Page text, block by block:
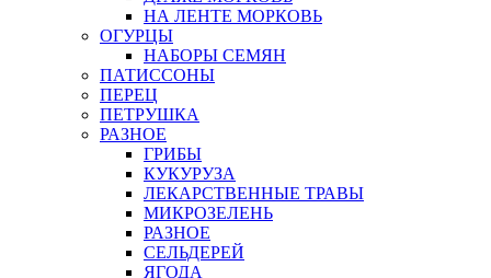
НА ЛЕНТЕ МОРКОВЬ
ОГУРЦЫ
НАБОРЫ СЕМЯН
ПАТИССОНЫ
ПЕРЕЦ
ПЕТРУШКА
РАЗНОЕ
ГРИБЫ
КУКУРУЗА
ЛЕКАРСТВЕННЫЕ ТРАВЫ
МИКРОЗЕЛЕНЬ
РАЗНОЕ
СЕЛЬДЕРЕЙ
ЯГОДА